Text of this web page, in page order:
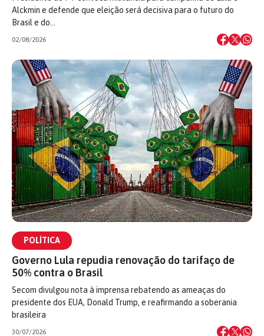
Alckmin e defende que eleição será decisiva para o futuro do
Brasil e do…
02/08/2026
POLÍTICA
Governo Lula repudia renovação do tarifaço de
50% contra o Brasil
Secom divulgou nota à imprensa rebatendo as ameaças do
presidente dos EUA, Donald Trump, e reafirmando a soberania
brasileira
30/07/2026